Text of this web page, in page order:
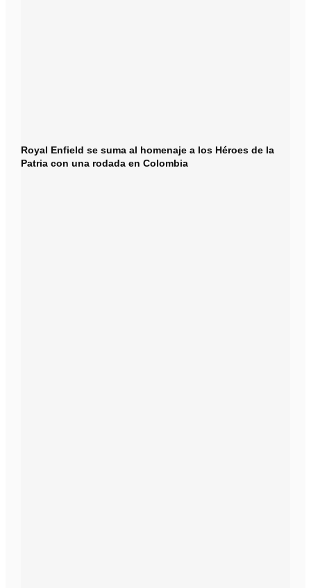
Royal Enfield se suma al homenaje a los Héroes de la
Patria con una rodada en Colombia